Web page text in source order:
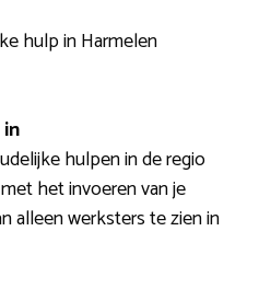
hulp in Harmelen
hulpen in de regio
het invoeren van je
alleen werksters te zien in